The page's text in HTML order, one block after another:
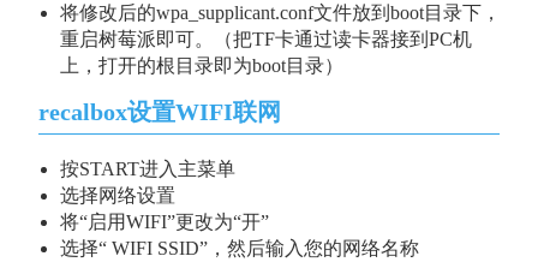
将修改后的wpa_supplicant.conf文件放到boot目录下，
重启树莓派即可。（把TF卡通过读卡器接到PC机
上，打开的根目录即为boot目录）
recalbox设置WIFI联网
按START进入主菜单
选择网络设置
将“启用WIFI”更改为“开”
选择“ WIFI SSID”，然后输入您的网络名称